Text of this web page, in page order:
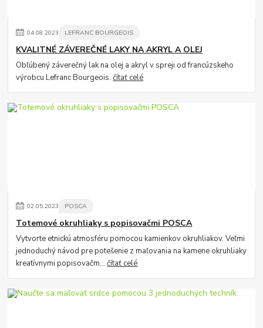
04.08.2023 LEFRANC BOURGEOIS
KVALITNÉ ZÁVEREČNÉ LAKY NA AKRYL A OLEJ
Obľúbený záverečný lak na olej a akryl v spreji od francúzskeho
výrobcu Lefranc Bourgeois.čítať celé
02.05.2023 POSCA
Totemové okruhliaky s popisovačmi POSCA
Vytvorte etnickú atmosféru pomocou kamienkov okruhliakov. Veľmi
jednoduchý návod pre potešenie z maľovania na kamene okruhliaky
kreatívnymi popisovačm...čítať celé